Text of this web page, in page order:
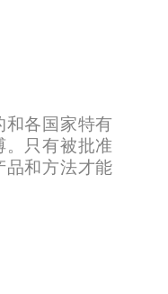
和各国家特有
。只有被批准
品和方法才能